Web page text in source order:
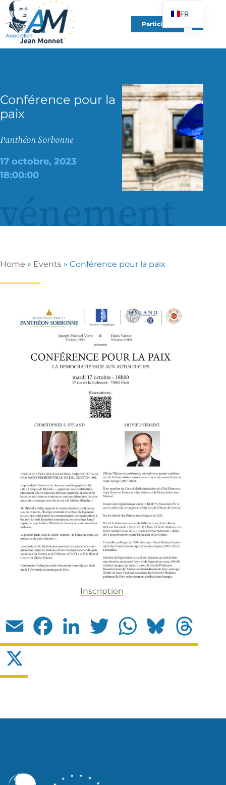
Participer
Conférence pour la
paix
Panthéon Sorbonne
17 octobre, 2023
18:00:00
Home » Events » Conférence pour la paix
Inscription
Email Facebook LinkedIn Twitter WhatsApp Bluesky
FR
EN
DE
PT
PL
UK